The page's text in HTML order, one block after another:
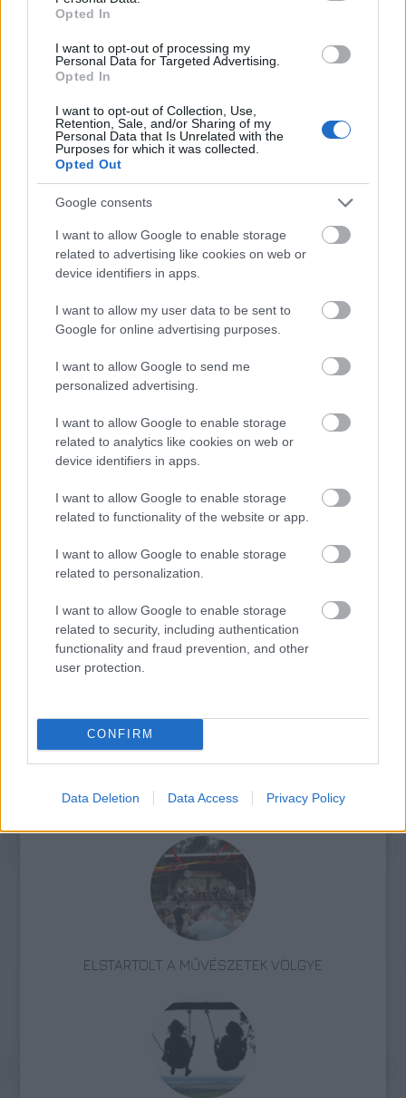
Opted In
I want to opt-out of processing my
Personal Data for Targeted Advertising.
Opted In
I want to opt-out of Collection, Use,
Retention, Sale, and/or Sharing of my
Personal Data that Is Unrelated with the
Purposes for which it was collected.
Opted Out
Google consents
I want to allow Google to enable storage
related to advertising like cookies on web or
device identifiers in apps.
I want to allow my user data to be sent to
Google for online advertising purposes.
I want to allow Google to send me
personalized advertising.
I want to allow Google to enable storage
related to analytics like cookies on web or
device identifiers in apps.
I want to allow Google to enable storage
related to functionality of the website or app.
I want to allow Google to enable storage
related to personalization.
I want to allow Google to enable storage
related to security, including authentication
functionality and fraud prevention, and other
user protection.
CONFIRM
Data Deletion Data Access Privacy Policy
Vizin Viktória, amennyiben Borodina állapota
Metropolitan Operaházban. Összesen hat
alkalommal énekelheti el Carmen szerepét,
szerződött.
A magyar mezzoszoprán az utóbbi években
több amerikai színházban is sikert aratott a
Bizet-opera címszerepével. 2006-ban a New
os emlékkoncerten, 2008 őszén a Placido
Domingo vezette Los Angeles-i Operaházban
vitte sikerre a szerepet. A szerdai New York-i
volt a 74. Carmenje. A Metropolitan Operában
a tavalyi szezonban debütált, akkor egy
Rigolettójában énekelte Magdalénát.
legközelebb márciusban lép fel két
Shakespeare-esten; 13-án Budapesten, az
Óbudai Társaskörben, 16-án pedig a
Kecskeméti Tavaszi Fesztivál megnyitóján, az
ottani Katona József Színházban.
Zene Opera
MELYBEN A BUDAPEST SCORING ORCHESTRA IS
KÖZREMŰKÖDÖTT
ELSTARTOLT A MŰVÉSZETEK VÖLGYE